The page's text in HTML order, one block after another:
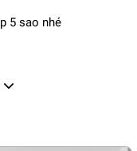
5 sao nhé